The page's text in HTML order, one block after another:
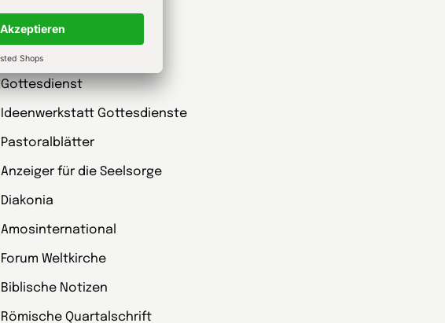
kunst und kirche
Gottesdienst
Ideenwerkstatt Gottesdienste
Pastoralblätter
Anzeiger für die Seelsorge
Diakonia
Amosinternational
Forum Weltkirche
Biblische Notizen
Römische Quartalschrift